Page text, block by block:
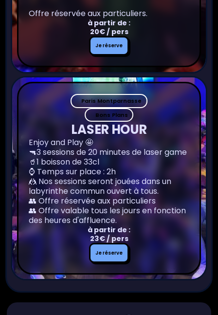
Offre réservée aux particuliers.
à partir de :
20€ / pers
Je
réserve
Je réserve
Paris Montparnasse
Bons Plans
LASER HOUR
Enjoy and Play 🤩
🔫3 sessions de 20 minutes de laser game
🥤1 boisson de 33cl
⌚️ Temps sur place : 2h
🤼 Nos sessions seront jouées dans un
labyrinthe commun ouvert à tous.
👥 Offre réservée aux particuliers
👥 Offre valable tous les jours en fonction
des heures d'affluence.
à partir de :
23€ / pers
Je
réserve
Je réserve